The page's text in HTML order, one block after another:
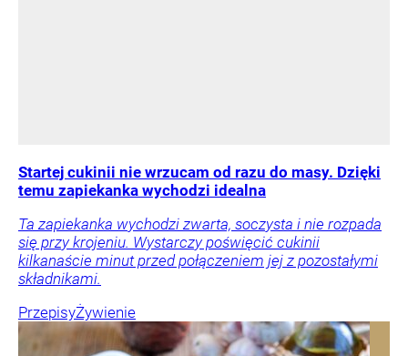
Startej cukinii nie wrzucam od razu do masy. Dzięki
temu zapiekanka wychodzi idealna
Ta zapiekanka wychodzi zwarta, soczysta i nie rozpada
się przy krojeniu. Wystarczy poświęcić cukinii
kilkanaście minut przed połączeniem jej z pozostałymi
składnikami.
PrzepisyŻywienie